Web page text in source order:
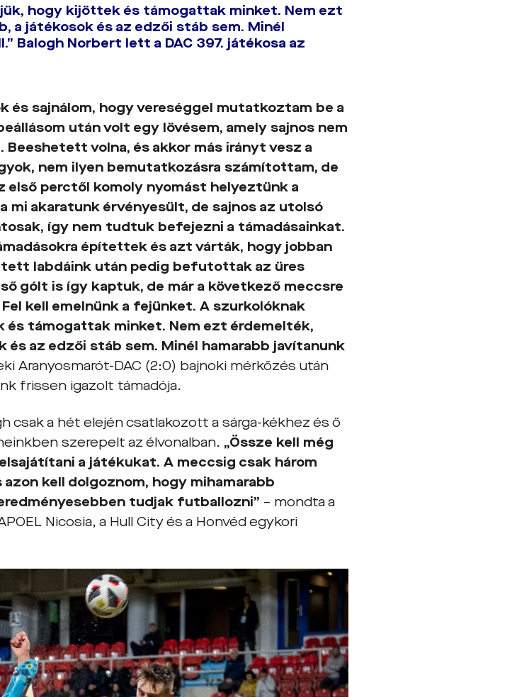
hogy kijöttek és támogattak minket. Nem ezt
a játékosok és az edzői stáb sem. Minél
Balogh Norbert lett a DAC 397. játékosa az
és sajnálom, hogy vereséggel mutatkoztam be a
után volt egy lövésem, amely sajnos nem
volna, és akkor más irányt vesz a
nem ilyen bemutatkozásra számítottam, de
első perctől komoly nyomást helyeztünk a
mi akaratunk érvényesült, de sajnos az utolsó
így nem tudtuk befejezni a támadásainkat.
építettek és azt várták, hogy jobban
labdáink után pedig befutottak az üres
gólt is így kaptuk, de már a következő meccsre
kell emelnünk a fejünket. A szurkolóknak
és támogattak minket. Nem ezt érdemelték,
és az edzői stáb sem. Minél hamarabb javítanunk
Aranyosmarót-DAC (2:0) bajnoki mérkőzés után
frissen igazolt támadója.
csak a hét elején csatlakozott a sárga-kékhez és ő
szerepelt az élvonalban. „Össze kell még
a játékukat. A meccsig csak három
kell dolgoznom, hogy mihamarabb
tudjak futballozni” – mondta a
Nicosia, a Hull City és a Honvéd egykori